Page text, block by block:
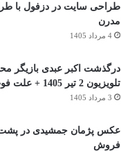
طراحی سایت در دزفول با
مدرن
4 مرداد 1405
درگذشت اکبر عبدی بازیگر
تلویزیون 2 تیر 1405 + علت فوت
3 مرداد 1405
عکس پژمان جمشیدی در
فروش